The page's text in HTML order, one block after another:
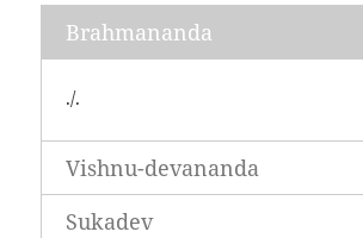
Brahmananda
./.
Vishnu-devananda
Sukadev